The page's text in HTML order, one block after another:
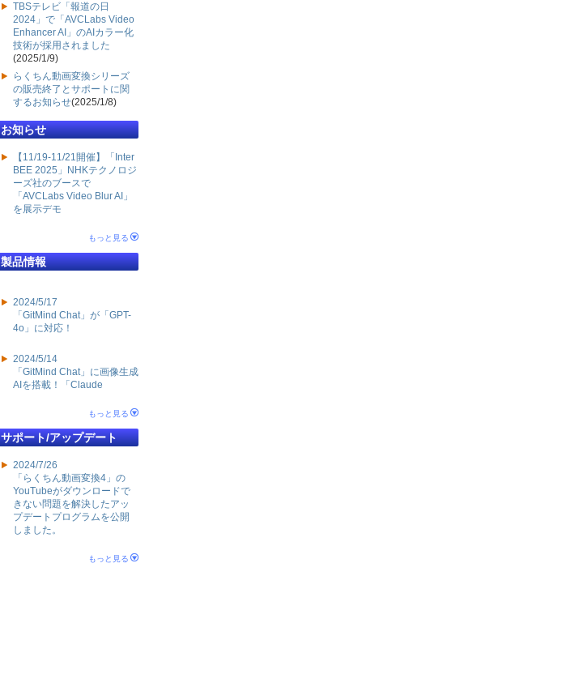
TBSテレビ「報道の日
2024」で「AVCLabs Video
Enhancer AI」のAIカラー化
技術が採用されました
(2025/1/9)
らくちん動画変換シリーズ
の販売終了とサポートに関
するお知らせ(2025/1/8)
お知らせ
【11/19-11/21開催】「Inter
BEE 2025」NHKテクノロジ
ーズ社のブースで
「AVCLabs Video Blur AI」
を展示デモ
もっと見る
製品情報
2024/5/17
「GitMind Chat」が「GPT-
4o」に対応！
2024/5/14
「GitMind Chat」に画像生成
AIを搭載！「Claude
もっと見る
サポート/アップデート
2024/7/26
「らくちん動画変換4」の
YouTubeがダウンロードで
きない問題を解決したアッ
プデートプログラムを公開
しました。
もっと見る